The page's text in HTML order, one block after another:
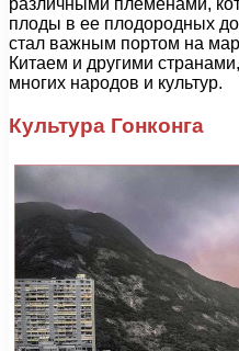
различными племенами,
плоды в ее плодородных
стал важным портом на
Китаем и другими
многих народов и культур.
Культура Гонконга